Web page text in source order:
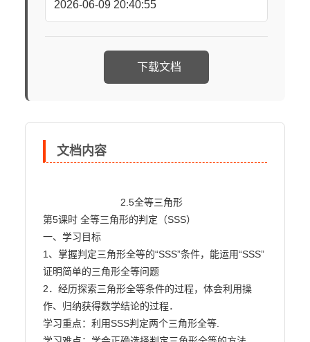
2026-06-09 20:40:55
下载文档
文档内容
第5课时 全等三角形的判定（SSS）
一、学习目标
1、掌握判定三角形全等的“SSS”条件，能运用“SSS”
证明简单的三角形全等问题
2．经历探索三角形全等条件的过程，体会利用操
作、归纳获得数学结论的过程．
学习重点：利用SSS判定两个三角形全等.